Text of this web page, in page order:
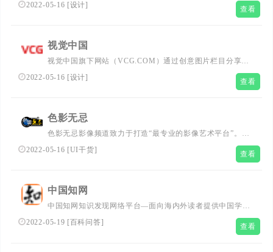
2022-05-16 [设计] 查看
视觉中国
视觉中国旗下网站（VCG.COM）通过创意图片栏目分享高
清图片素材大全，享有国内独家优志图片素材内容，100%
2022-05-16 [设计] 查看
色影无忌
色影无忌影像频道致力于打造“最专业的影像艺术平台”。通
过根植于经典影像，拓展年轻视觉，网罗影像相关前沿资
2022-05-16 [UI干货] 查看
中国知网
中国知网知识发现网络平台—面向海内外读者提供中国学术
文献、外文文献、学位论文、报纸、会议、年鉴、工具书等
各类资源统一检索、统一导航、在线阅读和下载服务。涵盖
2022-05-19 [百科问答] 查看